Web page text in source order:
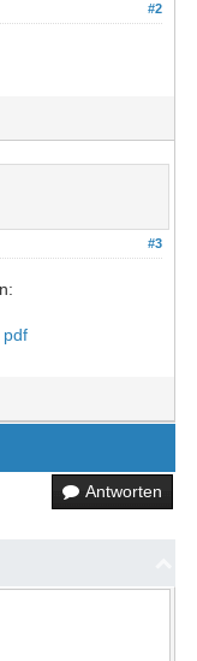
#2
#3
pdf
Antworten